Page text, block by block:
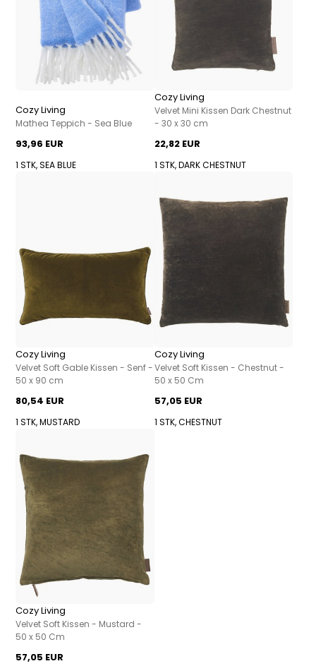
Cozy Living
Mathea Teppich - Sea Blue
93,96 EUR
1 STK, SEA BLUE
Cozy Living
Velvet Mini Kissen Dark Chestnut
- 30 x 30 cm
22,82 EUR
1 STK, DARK CHESTNUT
Cozy Living
Velvet Soft Gable Kissen - Senf -
50 x 90 cm
80,54 EUR
1 STK, MUSTARD
Cozy Living
Velvet Soft Kissen - Chestnut -
50 x 50 Cm
57,05 EUR
1 STK, CHESTNUT
Cozy Living
Velvet Soft Kissen - Mustard -
50 x 50 Cm
57,05 EUR